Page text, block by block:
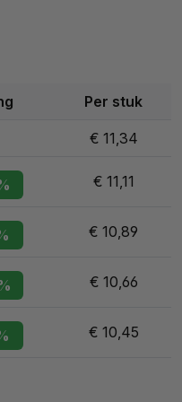
Per stuk
€ 11,34
€ 11,11
€ 10,89
€ 10,66
€ 10,45